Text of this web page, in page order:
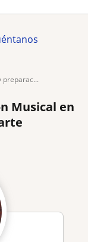
preparac...
Musical en